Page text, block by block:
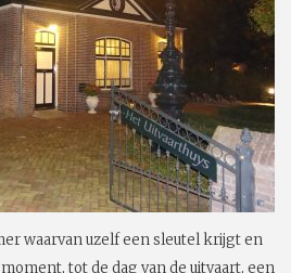
waarvan uzelf een sleutel krijgt en
tot de dag van de uitvaart, een